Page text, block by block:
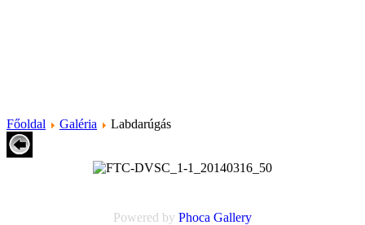
Főoldal Galéria Labdarúgás
Powered by Phoca Gallery